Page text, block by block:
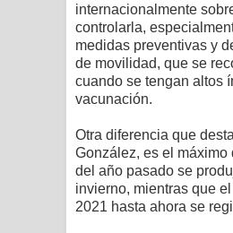
internacionalmente
controlarla,
medidas preventivas y
de movilidad, que se
cuando se tengan altos
vacunación.
Otra diferencia que
González, es el máximo
del año pasado se
invierno, mientras que
2021 hasta ahora se